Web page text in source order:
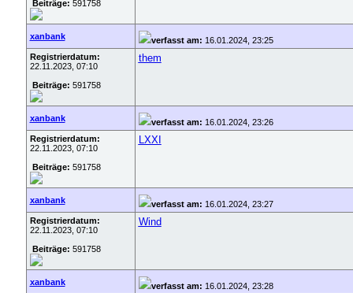
Beiträge: 591758
xanbank verfasst am: 16.01.2024, 23:25
Registrierdatum:
22.11.2023, 07:10
Beiträge: 591758
them
xanbank verfasst am: 16.01.2024, 23:26
Registrierdatum:
22.11.2023, 07:10
Beiträge: 591758
LXXI
xanbank verfasst am: 16.01.2024, 23:27
Registrierdatum:
22.11.2023, 07:10
Beiträge: 591758
Wind
xanbank verfasst am: 16.01.2024, 23:28